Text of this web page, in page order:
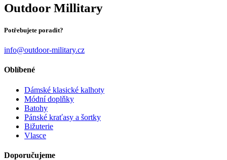
Outdoor Millitary
Potřebujete poradit?
info@outdoor-military.cz
Oblíbené
Dámské klasické kalhoty
Módní doplňky
Batohy
Pánské kraťasy a šortky
Bižuterie
Vlasce
Doporučujeme